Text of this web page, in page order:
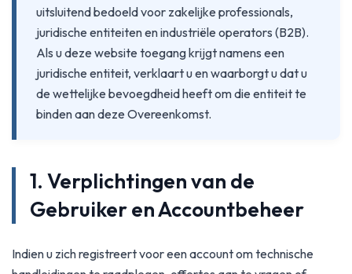
uitsluitend bedoeld voor zakelijke professionals,
juridische entiteiten en industriële operators (B2B).
Als u deze website toegang krijgt namens een
juridische entiteit, verklaart u en waarborgt u dat u
de wettelijke bevoegdheid heeft om die entiteit te
binden aan deze Overeenkomst.
1. Verplichtingen van de
Gebruiker en Accountbeheer
Indien u zich registreert voor een account om technische